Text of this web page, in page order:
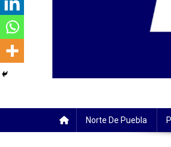
Norte De Puebla